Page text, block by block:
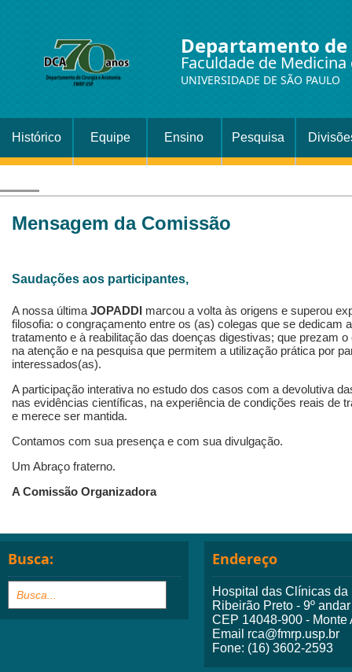
Departamento
Faculdade de
UNIVERSIDADE DE SÃO PAULO
Histórico Equipe Ensino Pesquisa
Mensagem da Comissão
Saudações aos participantes,
A nossa última JOPADDI marcou a volta às origens e superou
filosofia: o congraçamento entre os (as) colegas que se dedicam
tratamento e à reabilitação das doenças digestivas; que prezam
na atenção e na pesquisa que permitem a utilização prática por
interessados(as).
A participação interativa no estudo dos casos com a devolutiva
nas evidências científicas, na experiência de condições reais de
e merece ser mantida.
Contamos com sua presença e com sua divulgação.
Um Abraço fraterno.
A Comissão Organizadora
Busca: Endereço
Hospital das Clínicas
Ribeirão Preto - 9º andar
CEP 14048-900 -
Email rca@fmrp.usp.br
Fone: (16) 3602-2593